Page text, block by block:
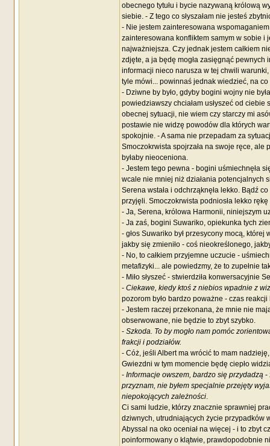
obecnego tytułu i bycie nazywaną królową
siebie. - Z tego co słyszałam nie jesteś
- Nie jestem zainteresowana
zainteresowana konfliktem samym w sobie
najważniejsza. Czy jednak jestem całkiem
zdjęte, a ja będę mogła zasięgnąć
informacji nieco narusza w tej chwili
tyle mówi... powinnaś jednak wiedzieć, na
- Dziwne by było, gdyby bogini wojny nie
powiedziawszy chciałam usłyszeć od
obecnej sytuacji, nie wiem czy starczy mi
postawie nie widzę powodów dla których
spokojnie. - A sama nie przepadam za
Smoczokrwista spojrzała na swoje ręce, ale
byłaby nieoceniona.
- Jestem tego pewna - bogini uśmiechnęła
wcale nie mniej niż działania potencjalnych
Serena wstała i odchrząknęła lekko. Bądź
przyjęli. Smoczokrwista podniosła lekko rękę
- Ja, Serena, królowa Harmonii, niniejszym
- Ja zaś, bogini Suwariko, opiekunka tych
- głos Suwariko był przesycony mocą,
jakby się zmieniło - coś nieokreślonego,
- No, to całkiem przyjemne uczucie -
metafizyki... ale powiedzmy, że to zupełnie
- Miło słyszeć - stwierdziła konwersacyjnie
- Ciekawe, kiedy ktoś z niebios wpadnie z
pozorom było bardzo poważne - czas
- Jestem raczej przekonana, że mnie nie
obserwowane, nie będzie to zbyt szybko.
- Szkoda. To by mogło nam pomóc
frakcji i podziałów.
- Cóż, jeśli Albert ma wrócić to mam
Gwiezdni w tym momencie będę ciepło
- Informacje owszem, bardzo się przydadzą-
przyznam, nie byłem specjalnie przejęty
niepokojących zależności.
Ci sami ludzie, którzy znacznie sprawniej
dziwnych, utrudniających życie przypadków
Abyssal na oko oceniał na więcej - i to zbyt
poinformowany o klątwie, prawdopodobnie